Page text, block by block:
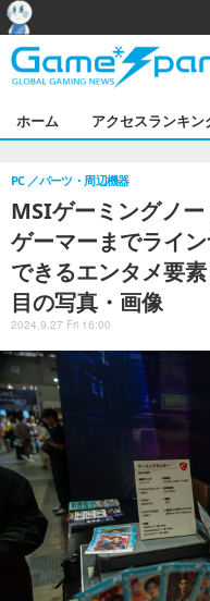
ホーム アクセスランキン
MSIゲーミングノ
ゲーマーまでライ
できるエンタメ要
目の写真・画像
PC パーツ・周辺機器
2024.9.27 Fri 16:00